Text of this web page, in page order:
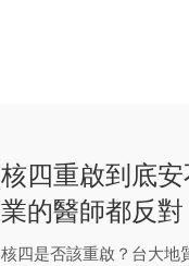
核四重啟到底
業的醫師都反對
核四是否該重啟？台大地